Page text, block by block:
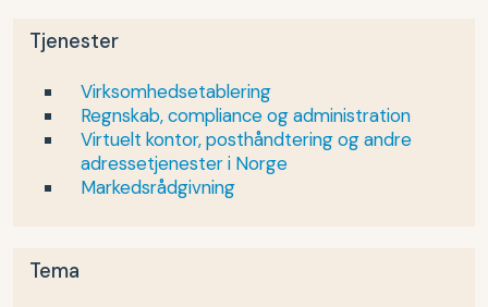
Tjenester
Virksomhedsetablering
Regnskab, compliance og administration
Virtuelt kontor, posthåndtering og andre
adressetjenester i Norge
Markedsrådgivning
Tema